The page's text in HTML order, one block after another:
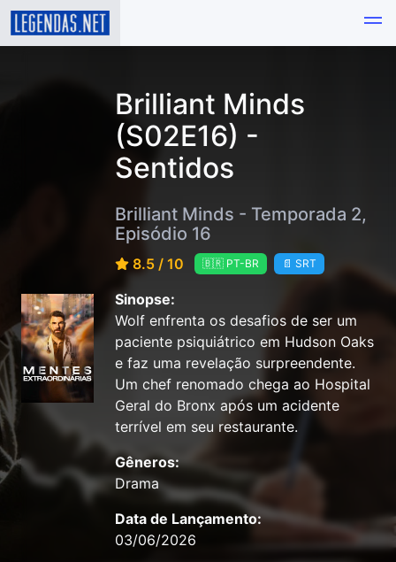
Brilliant Minds
(S02E16) -
Sentidos
Brilliant Minds - Temporada 2,
Episódio 16
8.5 / 10 🇧🇷 PT-BR 📄 SRT
Sinopse:
Wolf enfrenta os desafios de ser um
paciente psiquiátrico em Hudson Oaks
e faz uma revelação surpreendente.
Um chef renomado chega ao Hospital
Geral do Bronx após um acidente
terrível em seu restaurante.
Gêneros:
Drama
Data de Lançamento:
03/06/2026